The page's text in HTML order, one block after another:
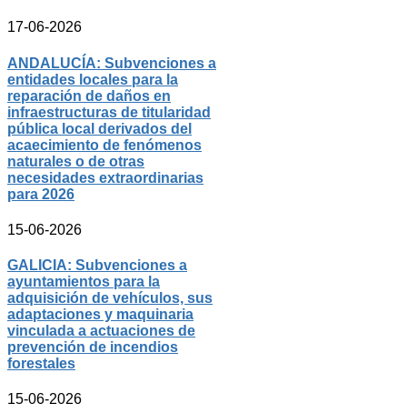
17-06-2026
ANDALUCÍA: Subvenciones a
entidades locales para la
reparación de daños en
infraestructuras de titularidad
pública local derivados del
acaecimiento de fenómenos
naturales o de otras
necesidades extraordinarias
para 2026
15-06-2026
GALICIA: Subvenciones a
ayuntamientos para la
adquisición de vehículos, sus
adaptaciones y maquinaria
vinculada a actuaciones de
prevención de incendios
forestales
15-06-2026